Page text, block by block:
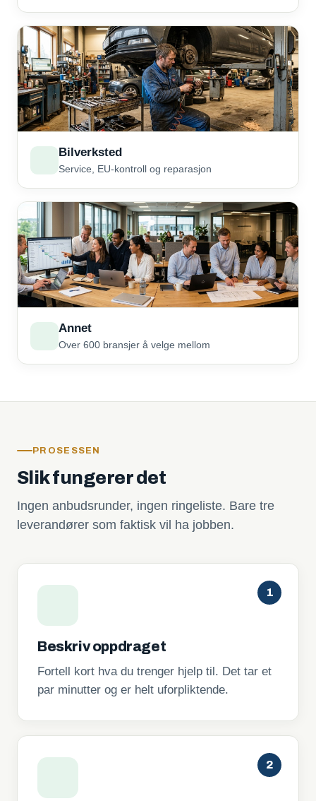
Bilverksted
Service, EU-kontroll og reparasjon
Annet
Over 600 bransjer å velge mellom
PROSESSEN
Slik fungerer det
Ingen anbudsrunder, ingen ringeliste. Bare tre
leverandører som faktisk vil ha jobben.
1
Beskriv oppdraget
Fortell kort hva du trenger hjelp til. Det tar et
par minutter og er helt uforpliktende.
2